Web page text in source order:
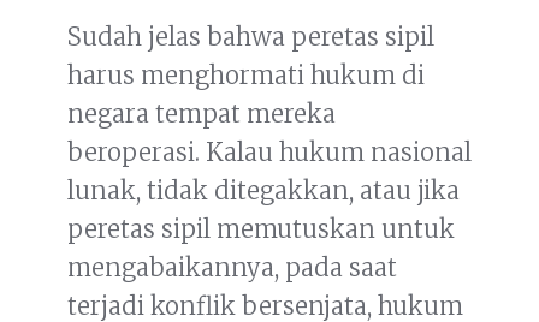
Sudah jelas bahwa peretas sipil
harus menghormati hukum di
negara tempat mereka
beroperasi. Kalau hukum nasional
lunak, tidak ditegakkan, atau jika
peretas sipil memutuskan untuk
mengabaikannya, pada saat
terjadi konflik bersenjata, hukum